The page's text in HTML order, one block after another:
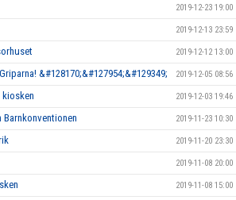
2019-12-23 19:00
2019-12-13 23:59
2019-12-12 13:00
&#128170;&#127954;&#129349; 2019-12-05 08:56
kiosken 2019-12-03 19:46
2019-11-23 10:30
2019-11-20 23:30
2019-11-08 20:00
2019-11-08 15:00